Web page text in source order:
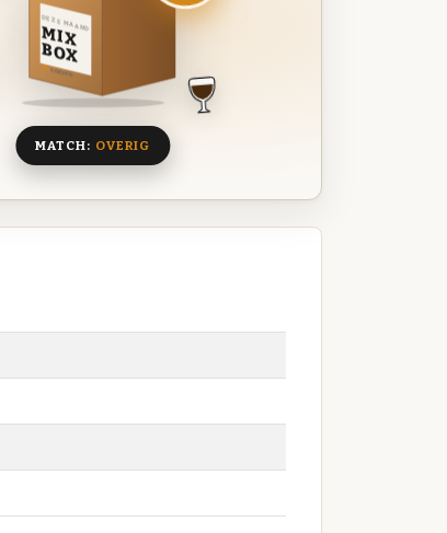
DEZE MAAND
MIX
BOX
8 BIEREN
MATCH: OVERIG